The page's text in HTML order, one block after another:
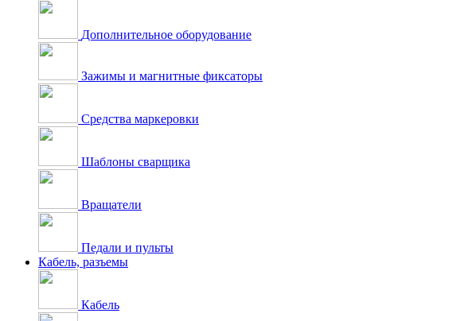
Дополнительное оборудование
Зажимы и магнитные фиксаторы
Средства маркеровки
Шаблоны сварщика
Вращатели
Педали и пульты
Кабель, разъемы
Кабель